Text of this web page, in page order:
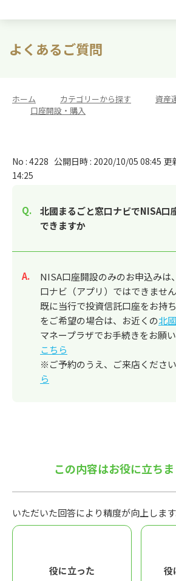
よくあるご質問
ホーム カテゴリーから探す 資産
口座開設・購入
No : 4228 公開日時 : 2020/10/05 08:45 更
14:25
北國まるごと窓口ナビでNISA口
できますか
回答
NISA口座開設のみのお申込みは
口ナビ（アプリ）ではできません
既に当行で投資信託口座をお持
をご希望の場合は、お近くの北
マネープラザでお手続きをお願
こちら
※ご予約のうえ、ご来店くださ
ら
この内容はお役に立ち
いただいた回答により精度が向上します
役に立った 役